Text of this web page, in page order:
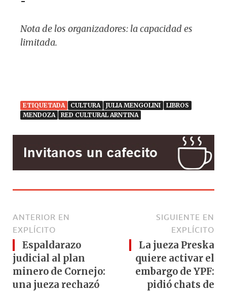
Nota de los organizadores: la capacidad es
limitada.
ETIQUETADA CULTURA JULIA MENGOLINI
LIBROS
MENDOZA
RED CULTURAL ARNTINA
ANTERIOR EN
EXPLÍCITO
Espaldarazo
judicial al plan
minero de Cornejo:
una jueza rechazó
SIGUIENTE EN
EXPLÍCITO
La jueza Preska
quiere activar el
embargo de YPF:
pidió chats de